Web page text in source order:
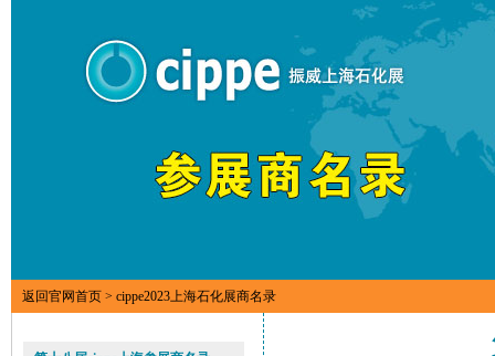
返回官网首页 > cippe2023上海石化展商名录